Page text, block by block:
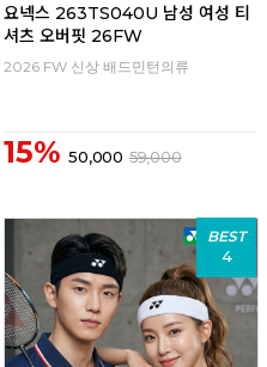
요넥스 263TS040U 남성 여성 티
셔츠 오버핏 26FW
2026 FW 신상 배드민턴의류
15% 50,000 59,000
BEST
4